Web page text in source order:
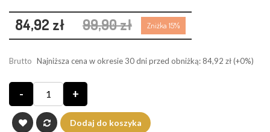
84,92 zł 99,90 zł Zniżka 15%
Brutto Najniższa cena w okresie 30 dni przed obniżką: 84,92 zł(+0%)
- +
Dodaj do koszyka